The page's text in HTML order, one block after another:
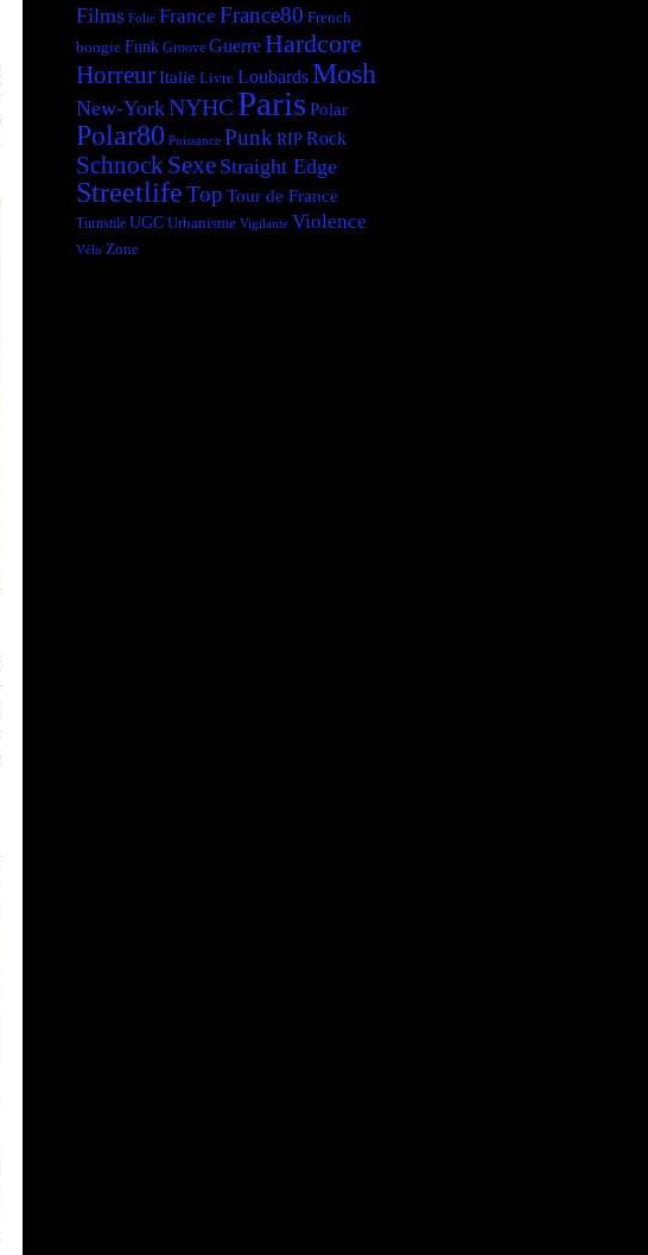
Films Folie France France80 French
boogie Funk Groove GuerreHardcore
HorreurItalie Livre LoubardsMosh
New-YorkNYHCParisPolar
Polar80 Puissance Punk RIPRock
Schnock Sexe Straight Edge
StreetlifeTop Tour de France
Turnstile UGC Urbanisme Vigilante Violence
Vélo Zone